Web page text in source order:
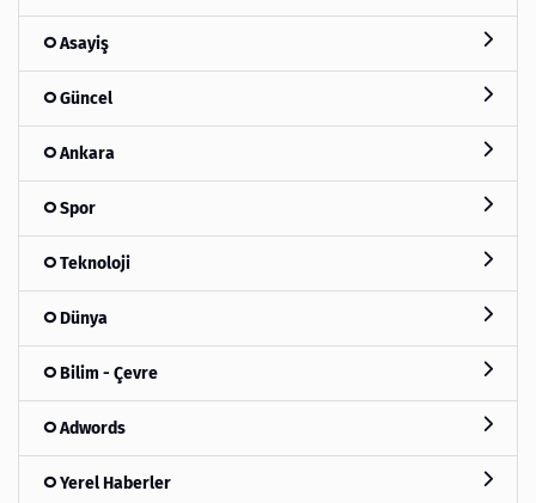
Asayiş
Güncel
Ankara
Spor
Teknoloji
Dünya
Bilim - Çevre
Adwords
Yerel Haberler